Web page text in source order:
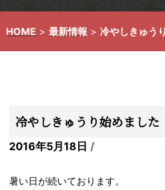
HOME > 最新情報 > 冷やしきゅう
冷やしきゅうり始めました
2016年5月18日
暑い日が続いております。